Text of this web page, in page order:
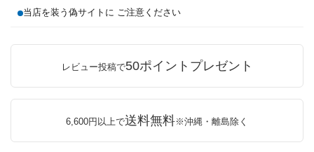
当店を装う偽サイトに ご注意ください
レビュー投稿で50ポイントプレゼント
6,600円以上で送料無料※沖縄・離島除く